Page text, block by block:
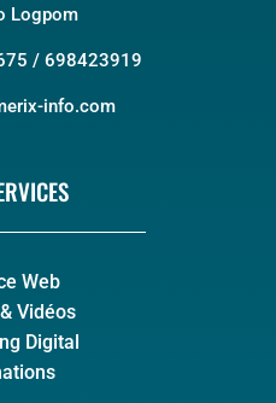
Logpom
/ 698423919
info.com
Web
Vidéos
Digital